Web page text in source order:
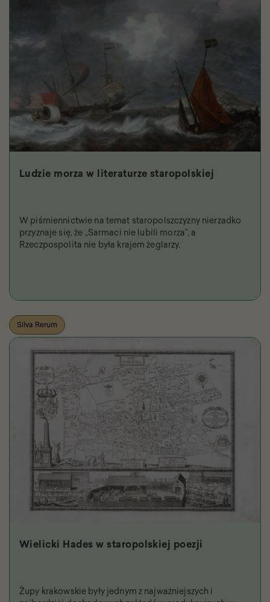
Ludzie morza w literaturze staropolskiej
W piśmiennictwie na temat staropolszczyzny nierzadko
przyznaje się, że „Sarmaci nie lubili morza”, a
Rzeczpospolita nie była krajem żeglarzy.
Silva Rerum
Wielicki Hades w staropolskiej poezji
Żupy krakowskie były jednym z najważniejszych i